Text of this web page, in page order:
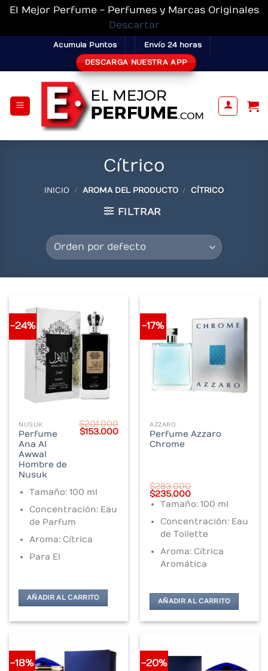
El Mejor Perfume - Perfumes y Marcas Originales
Descartar
content
Acumula Puntos Envío 24 horas
DESCARGA NUESTRA APP
Cítrico
INICIO / AROMA DEL PRODUCTO / CÍTRICO
FILTRAR
-24%
NUSUK
Perfume
Ana Al
Awwal
Hombre de
Nusuk
$201.000
Original
price
$153.000Current
Tamaño: 100 ml
Concentración: Eau
de Parfum
Aroma: Cítrica
Para El
AÑADIR AL CARRITO
-17%
AZZARO
Perfume Azzaro
Chrome
$283.000
Original
price
was:
$283.000.
$235.000Current
price
is:
$235.000.
Tamaño: 100 ml
Concentración: Eau
de Toilette
Aroma: Cítrica
Aromática
AÑADIR AL CARRITO
-18% -20%